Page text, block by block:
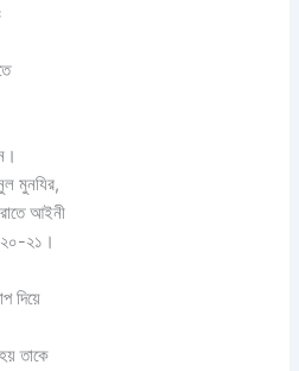
মুনযির,
আইনী
২০-২১।
দিয়ে
তাকে